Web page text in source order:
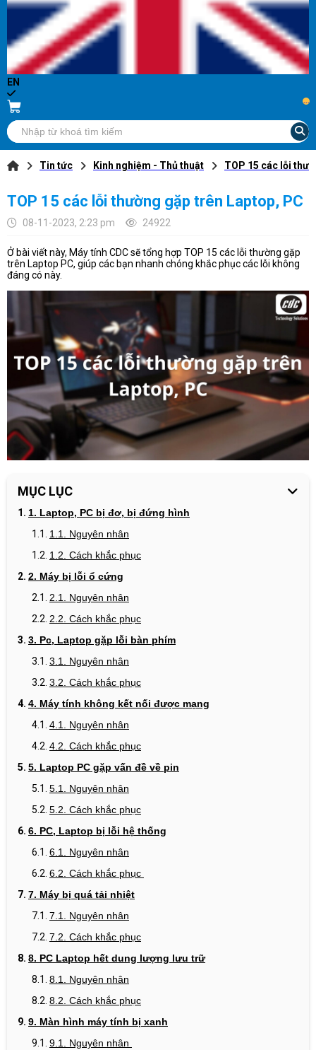
EN
...
Tin tức Kinh nghiệm - Thủ thuật TOP 15 các lỗi
TOP 15 các lỗi thường gặp trên Laptop, PC
08-11-2023, 2:23 pm 24922
Ở bài viết này, Máy tính CDC sẽ tổng hợp TOP 15 các lỗi thường gặp
trên Laptop PC, giúp các bạn nhanh chóng khắc phục các lỗi không
đáng có này.
MỤC LỤC
1. Laptop, PC bị đơ, bị đứng hình
1.1. Nguyên nhân
1.2. Cách khắc phục
2. Máy bị lỗi ổ cứng
2.1. Nguyên nhân
2.2. Cách khắc phục
3. Pc, Laptop gặp lỗi bàn phím
3.1. Nguyên nhân
3.2. Cách khắc phục
4. Máy tính không kết nối được mạng
4.1. Nguyên nhân
4.2. Cách khắc phục
5. Laptop PC gặp vấn đề về pin
5.1. Nguyên nhân
5.2. Cách khắc phục
6. PC, Laptop bị lỗi hệ thống
6.1. Nguyên nhân
6.2. Cách khắc phục
7. Máy bị quá tải nhiệt
7.1. Nguyên nhân
7.2. Cách khắc phục
8. PC Laptop hết dung lượng lưu trữ
8.1. Nguyên nhân
8.2. Cách khắc phục
9. Màn hình máy tính bị xanh
9.1. Nguyên nhân